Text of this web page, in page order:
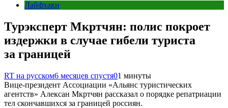
Лайфхаки
Турэксперт Мкртчян: полис покроет
издержки в случае гибели туриста
за границей
RT на русском6 месяцев спустя01 минуты
Вице-президент Ассоциации «Альянс туристических
агентств» Алексан Мкртчян рассказал о порядке репатриации
тел скончавшихся за границей россиян.